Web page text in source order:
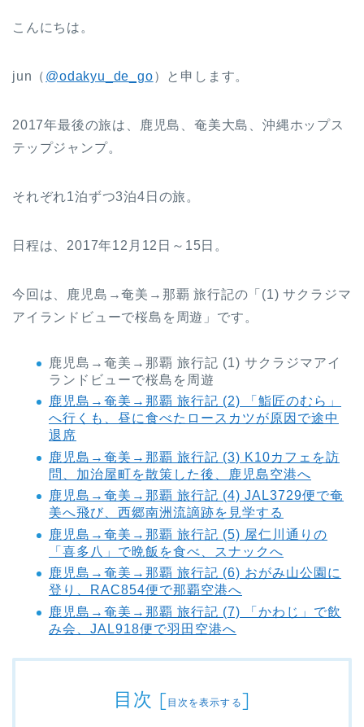
こんにちは。
jun（ @odakyu_de_go）と申します。
2017年最後の旅は、鹿児島、奄美大島、沖縄ホップス
テップジャンプ。
それぞれ1泊ずつ3泊4日の旅。
日程は、2017年12月12日～15日。
今回は、鹿児島→奄美→那覇 旅行記の「(1) サクラジマ
アイランドビューで桜島を周遊」です。
鹿児島→奄美→那覇 旅行記 (1) サクラジマアイ
ランドビューで桜島を周遊
鹿児島→奄美→那覇 旅行記 (2) 「鮨匠のむら」
へ行くも、昼に食べたロースカツが原因で途中
退席
鹿児島→奄美→那覇 旅行記 (3) K10カフェを訪
問、加治屋町を散策した後、鹿児島空港へ
鹿児島→奄美→那覇 旅行記 (4) JAL3729便で奄
美へ飛び、西郷南洲流謫跡を見学する
鹿児島→奄美→那覇 旅行記 (5) 屋仁川通りの
「喜多八」で晩飯を食べ、スナックへ
鹿児島→奄美→那覇 旅行記 (6) おがみ山公園に
登り、RAC854便で那覇空港へ
鹿児島→奄美→那覇 旅行記 (7) 「かわじ」で飲
み会、JAL918便で羽田空港へ
目次 [目次を表示する]